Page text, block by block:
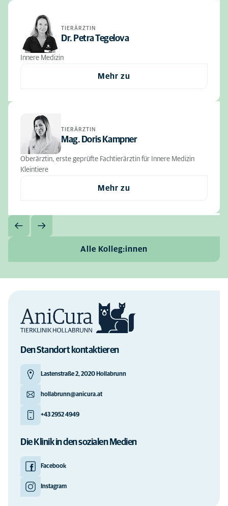
TIERÄRZTIN
Dr. Petra Tegelova
Innere Medizin
Mehr zu
TIERÄRZTIN
Mag. Doris Kampner
Oberärztin, erste geprüfte Fachtierärztin für Innere Medizin
Kleintiere
Mehr zu
Alle Kolleg:innen
Den Standort kontaktieren
Lastenstraße 2, 2020 Hollabrunn
hollabrunn@anicura.at
+43 2952 4949
Die Klinik in den sozialen Medien
Facebook
Instagram